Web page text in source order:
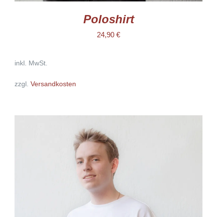
Poloshirt
24,90 €
inkl. MwSt.
zzgl. Versandkosten